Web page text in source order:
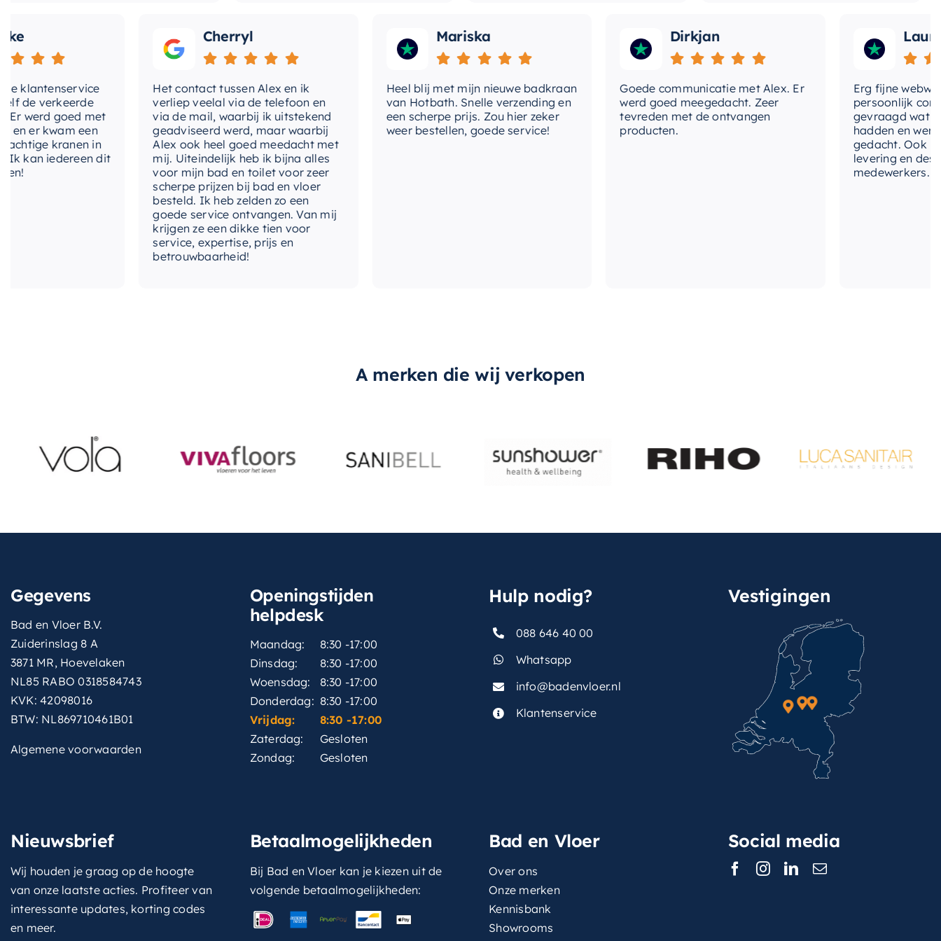
verkeerde
goed met
kwam een
kranen in
iedereen dit
Cherryl
Het contact tussen Alex en ik
verliep veelal via de telefoon en
via de mail, waarbij ik uitstekend
geadviseerd werd, maar waarbij
Alex ook heel goed meedacht met
mij. Uiteindelijk heb ik bijna alles
voor mijn bad en toilet voor zeer
scherpe prijzen bij bad en vloer
besteld. Ik heb zelden zo een
goede service ontvangen. Van mij
krijgen ze een dikke tien voor
service, expertise, prijs en
betrouwbaarheid!
Mariska
Heel blij met mijn nieuwe badkraan
van Hotbath. Snelle verzending en
een scherpe prijs. Zou hier zeker
weer bestellen, goede service!
Dirkjan
Goede communicatie met Alex. Er
werd goed meegedacht. Zeer
tevreden met de ontvangen
producten.
Laura
Erg fijne webwinkel,
persoonlijk contact
gevraagd wat we
hadden en werd
gedacht. Ook in de
levering en
medewerkers. Wij
A merken die wij verkopen
Gegevens
Bad en Vloer B.V.
Zuiderinslag 8 A
3871 MR, Hoevelaken
NL85 RABO 0318584743
KVK: 42098016
BTW: NL869710461B01
Algemene voorwaarden
Openingstijden
helpdesk
Maandag:
8:30 -17:00
Dinsdag:
8:30 -17:00
Woensdag:
8:30 -17:00
Donderdag: 8:30 -17:00
Vrijdag:
8:30 -17:00
Zaterdag:
Gesloten
Zondag:
Gesloten
Hulp nodig?
088 646 40 00
Whatsapp
info@badenvloer.nl
Klantenservice
Vestigingen
Nieuwsbrief
Wij houden je graag op de hoogte
van onze laatste acties. Profiteer van
interessante updates, korting codes
en meer.
Betaalmogelijkheden
Bij Bad en Vloer kan je kiezen uit de
volgende betaalmogelijkheden:
Bad en Vloer
Over ons
Onze merken
Kennisbank
Showrooms
Social media